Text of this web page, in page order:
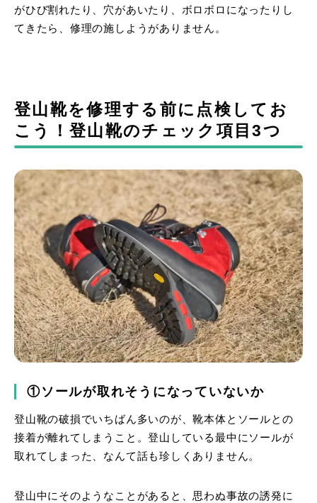
がひび割れたり、穴があいたり、ボロボロになったりし
てきたら、修理の施しようがありません。
登山靴を修理する前に点検してお
こう！登山靴のチェック項目3つ
①ソールが取れそうになっていないか
登山靴の破損でいちばん多いのが、靴本体とソールとの
接着が離れてしまうこと。登山している最中にソールが
取れてしまった、なんて話も珍しくありません。
登山中にそのようなことがあると、思わぬ事故の誘発に